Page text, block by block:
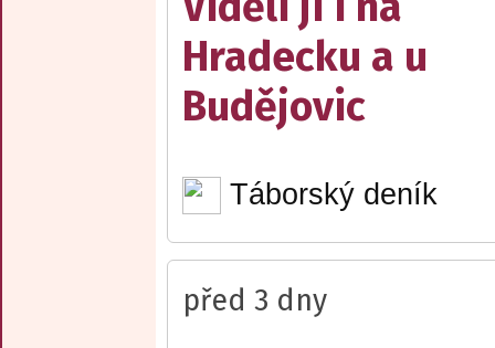
Hradecku a u
Budějovic
Táborský deník
před 3 dny